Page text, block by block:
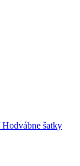
Hodvábne šatky